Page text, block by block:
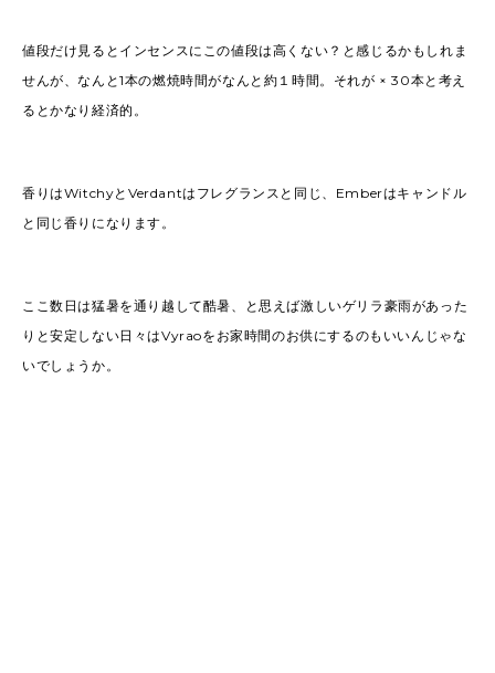
値段だけ見るとインセンスにこの値段は高くない？と感じるかもしれま
せんが、なんと1本の燃焼時間がなんと約１時間。それが × 30本と考え
るとかなり経済的。
香りはWitchyとVerdantはフレグランスと同じ、Emberはキャンドル
と同じ香りになります。
ここ数日は猛暑を通り越して酷暑、と思えば激しいゲリラ豪雨があった
りと安定しない日々はVyraoをお家時間のお供にするのもいいんじゃな
いでしょうか。